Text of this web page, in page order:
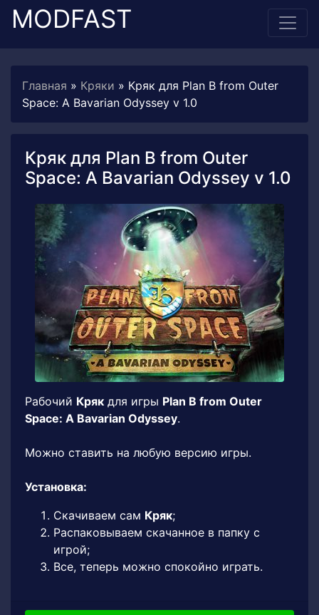
MODFAST
Главная » Кряки » Кряк для Plan B from Outer
Space: A Bavarian Odyssey v 1.0
Кряк для Plan B from Outer
Space: A Bavarian Odyssey v 1.0
Рабочий Кряк для игры Plan B from Outer
Space: A Bavarian Odyssey.
Можно ставить на любую версию игры.
Установка:
Скачиваем сам Кряк;
Распаковываем скачанное в папку с
игрой;
Все, теперь можно спокойно играть.